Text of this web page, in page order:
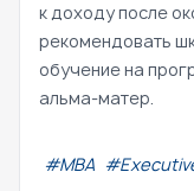
к доходу после
рекомендовать
обучение на
альма-матер.
#МВА